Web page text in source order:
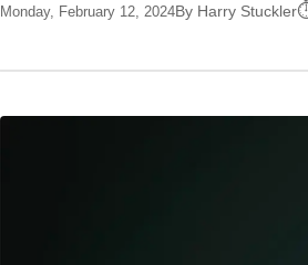
Monday, February 12, 2024By Harry Stuckler